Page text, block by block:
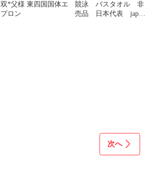
双*父様 東四国国体エ
プロン
競泳 バスタオル 非
売品 日本代表 japan
次へ